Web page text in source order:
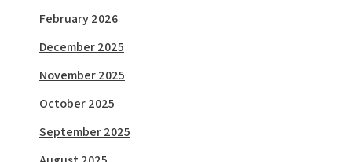
February 2026
December 2025
November 2025
October 2025
September 2025